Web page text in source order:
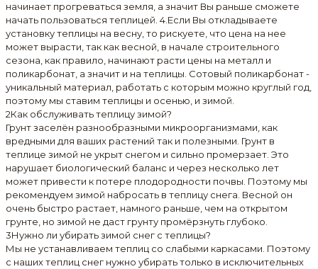
начинает прогреваться земля, а значит Вы раньше сможете
начать пользоваться теплицей. 4.Если Вы откладываете
установку теплицы на весну, то рискуете, что цена на нее
может вырасти, так как весной, в начале строительного
сезона, как правило, начинают расти цены на металл и
поликарбонат, а значит и на теплицы. Сотовый поликарбонат -
уникальный материал, работать с которым можно круглый год,
поэтому мы ставим теплицы и осенью, и зимой.
2Как обслуживать теплицу зимой?
Грунт заселён разнообразными микроорганизмами, как
вредными для ваших растений так и полезными. Грунт в
теплице зимой не укрыт снегом и сильно промерзает. Это
нарушает биологический баланс и через несколько лет
может привести к потере плодородности почвы. Поэтому мы
рекомендуем зимой набросать в теплицу снега. Весной он
очень быстро растает, намного раньше, чем на открытом
грунте, но зимой не даст грунту промёрзнуть глубоко.
3Нужно ли убирать зимой снег с теплицы?
Мы не устанавливаем теплиц со слабыми каркасами. Поэтому
с наших теплиц снег нужно убирать только в исключительных